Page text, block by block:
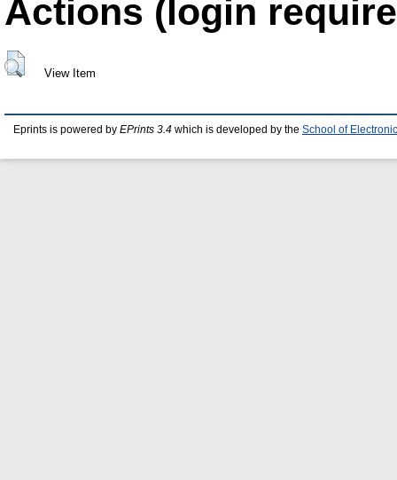
Actions (login
View Item
Eprints is powered by EPrints 3.4 which is developed by the School of